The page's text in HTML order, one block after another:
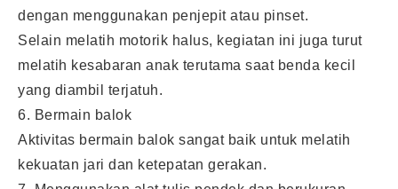
dengan menggunakan penjepit atau pinset.
Selain melatih motorik halus, kegiatan ini juga turut
melatih kesabaran anak terutama saat benda kecil
yang diambil terjatuh.
6. Bermain balok
Aktivitas bermain balok sangat baik untuk melatih
kekuatan jari dan ketepatan gerakan.